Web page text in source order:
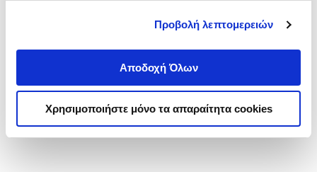
Προβολή λεπτομερειών
Αποδοχή Όλων
Χρησιμοποιήστε μόνο τα απαραίτητα cookies